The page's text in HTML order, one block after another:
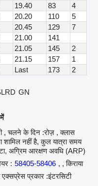
19.40 83
4
20.20 110
5
20.45 129
7
21.00
141
21.05 145
2
21.15 157
1
Last 173
2
GN
, चलने के दिन :रोज़ , क्लास
शामिल नहीं है, कुल यात्रा समय
अग्रिम आरक्षण अवधि (ARP)
: 58405-58406 , , किराया
एक्सप्रेस प्रकार :इंटरसिटी